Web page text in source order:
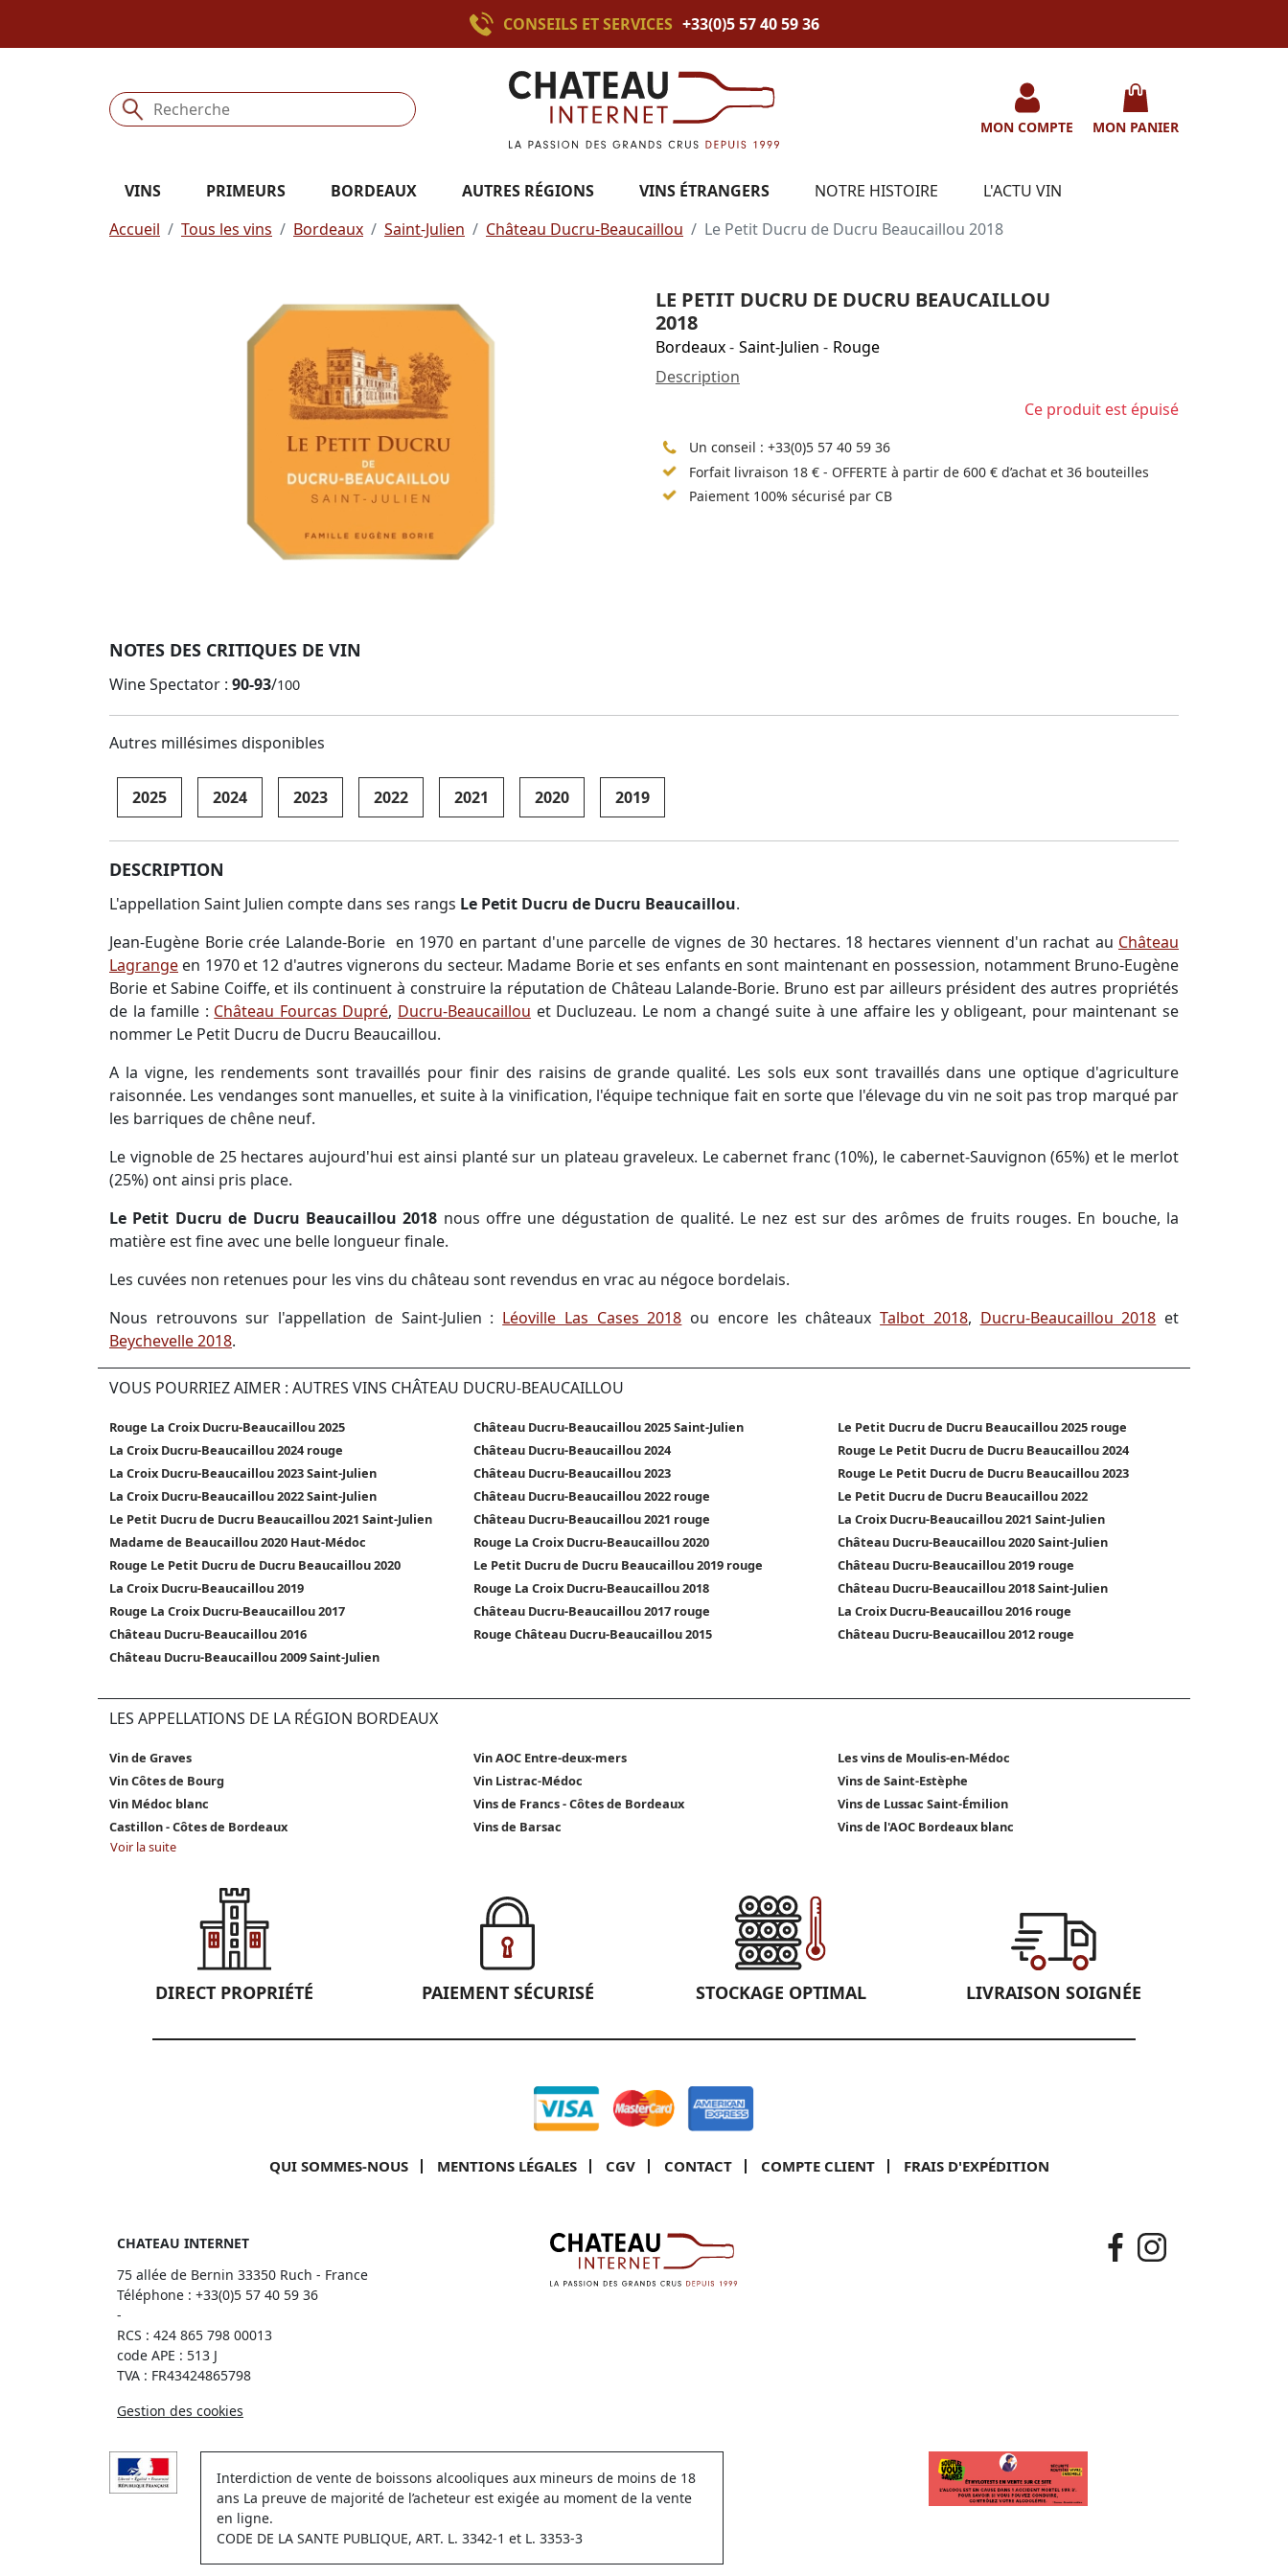
CONSEILS ET SERVICES +33(0)5 57 40 59 36
MON COMPTE MON PANIER
VINS PRIMEURS BORDEAUX AUTRES RÉGIONS VINS ÉTRANGERS NOTRE HISTOIRE
L'ACTU VIN
Accueil
Tous les vins Bordeaux Saint-Julien Château Ducru-Beaucaillou Le Petit Ducru de Ducru Beaucaillou 2018
LE PETIT DUCRU DE DUCRU BEAUCAILLOU
2018
Bordeaux- Saint-Julien - Rouge
Description
Ce produit est épuisé
Un conseil : +33(0)5 57 40 59 36
Forfait livraison 18 € - OFFERTE à partir de 600 € d’achat et 36 bouteilles
Paiement 100% sécurisé par CB
NOTES DES CRITIQUES DE VIN
Wine Spectator : 90-93/100
Autres millésimes disponibles
2025 2024 2023 2022 2021 2020 2019
DESCRIPTION
L'appellation Saint Julien compte dans ses rangs Le Petit Ducru de Ducru Beaucaillou.
Jean-Eugène Borie crée Lalande-Borie en 1970 en partant d'une parcelle de vignes de 30 hectares. 18 hectares viennent d'un rachat au Château
Lagrange en 1970 et 12 d'autres vignerons du secteur. Madame Borie et ses enfants en sont maintenant en possession, notamment Bruno-Eugène
Borie et Sabine Coiffe, et ils continuent à construire la réputation de Château Lalande-Borie. Bruno est par ailleurs président des autres propriétés
de la famille : Château Fourcas Dupré, Ducru-Beaucaillou et Ducluzeau. Le nom a changé suite à une affaire les y obligeant, pour maintenant se
nommer Le Petit Ducru de Ducru Beaucaillou.
A la vigne, les rendements sont travaillés pour finir des raisins de grande qualité. Les sols eux sont travaillés dans une optique d'agriculture
raisonnée. Les vendanges sont manuelles, et suite à la vinification, l'équipe technique fait en sorte que l'élevage du vin ne soit pas trop marqué par
les barriques de chêne neuf.
Le vignoble de 25 hectares aujourd'hui est ainsi planté sur un plateau graveleux. Le cabernet franc (10%), le cabernet-Sauvignon (65%) et le merlot
(25%) ont ainsi pris place.
Le Petit Ducru de Ducru Beaucaillou 2018 nous offre une dégustation de qualité. Le nez est sur des arômes de fruits rouges. En bouche, la
matière est fine avec une belle longueur finale.
Les cuvées non retenues pour les vins du château sont revendus en vrac au négoce bordelais.
Nous retrouvons sur l'appellation de Saint-Julien : Léoville Las Cases 2018 ou encore les châteauxTalbot 2018, Ducru-Beaucaillou 2018 et
Beychevelle 2018.
VOUS POURRIEZ AIMER : AUTRES VINS CHÂTEAU DUCRU-BEAUCAILLOU
Rouge La Croix Ducru-Beaucaillou 2025 Château Ducru-Beaucaillou 2025 Saint-Julien
Le Petit Ducru de Ducru Beaucaillou 2025 rouge
La Croix Ducru-Beaucaillou 2024 rouge
Château Ducru-Beaucaillou 2024
Rouge Le Petit Ducru de Ducru Beaucaillou 2024
La Croix Ducru-Beaucaillou 2023 Saint-Julien
Château Ducru-Beaucaillou 2023
Rouge Le Petit Ducru de Ducru Beaucaillou 2023
La Croix Ducru-Beaucaillou 2022 Saint-Julien
Château Ducru-Beaucaillou 2022 rouge
Le Petit Ducru de Ducru Beaucaillou 2022
Le Petit Ducru de Ducru Beaucaillou 2021 Saint-Julien
Château Ducru-Beaucaillou 2021 rouge
La Croix Ducru-Beaucaillou 2021 Saint-Julien
Madame de Beaucaillou 2020 Haut-Médoc
Rouge La Croix Ducru-Beaucaillou 2020
Château Ducru-Beaucaillou 2020 Saint-Julien
Rouge Le Petit Ducru de Ducru Beaucaillou 2020
Le Petit Ducru de Ducru Beaucaillou 2019 rouge
Château Ducru-Beaucaillou 2019 rouge
La Croix Ducru-Beaucaillou 2019
Rouge La Croix Ducru-Beaucaillou 2018
Château Ducru-Beaucaillou 2018 Saint-Julien
Rouge La Croix Ducru-Beaucaillou 2017
Château Ducru-Beaucaillou 2017 rouge
La Croix Ducru-Beaucaillou 2016 rouge
Château Ducru-Beaucaillou 2016
Rouge Château Ducru-Beaucaillou 2015
Château Ducru-Beaucaillou 2012 rouge
Château Ducru-Beaucaillou 2009 Saint-Julien
LES APPELLATIONS DE LA RÉGION BORDEAUX
Vin de Graves Vin AOC Entre-deux-mers
Les vins de Moulis-en-Médoc
Vin Côtes de Bourg
Vin Listrac-Médoc
Vins de Saint-Estèphe
Vin Médoc blanc
Vins de Francs - Côtes de Bordeaux
Vins de Lussac Saint-Émilion
Castillon - Côtes de Bordeaux
Vins de Barsac
Vins de l'AOC Bordeaux blanc
Voir la suite
DIRECT PROPRIÉTÉ PAIEMENT SÉCURISÉ STOCKAGE OPTIMAL LIVRAISON SOIGNÉE
QUI SOMMES-NOUS MENTIONS LÉGALES CGV CONTACT COMPTE CLIENT FRAIS D'EXPÉDITION
CHATEAU INTERNET
75 allée de Bernin 33350 Ruch - France
Téléphone : +33(0)5 57 40 59 36
-
RCS : 424 865 798 00013
code APE : 513 J
TVA : FR43424865798
Gestion des cookies
Interdiction de vente de boissons alcooliques aux mineurs de moins de 18
ans La preuve de majorité de l’acheteur est exigée au moment de la vente
en ligne.
CODE DE LA SANTE PUBLIQUE, ART. L. 3342-1 et L. 3353-3